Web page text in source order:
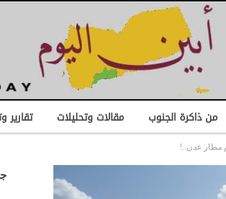
من ذاكرة الجنوب مقالات وتحليلات تقارير